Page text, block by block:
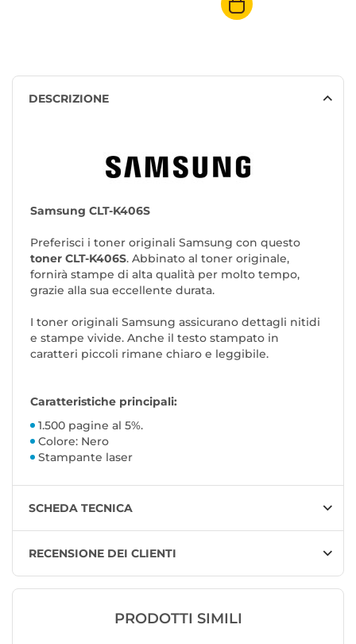
DESCRIZIONE
Samsung CLT-K406S
Preferisci i toner originali Samsung con questo
toner CLT-K406S. Abbinato al toner originale,
fornirà stampe di alta qualità per molto tempo,
grazie alla sua eccellente durata.
I toner originali Samsung assicurano dettagli nitidi
e stampe vivide. Anche il testo stampato in
caratteri piccoli rimane chiaro e leggibile.
Caratteristiche principali:
1.500 pagine al 5%.
Colore: Nero
Stampante laser
SCHEDA TECNICA
RECENSIONE DEI CLIENTI
PRODOTTI SIMILI